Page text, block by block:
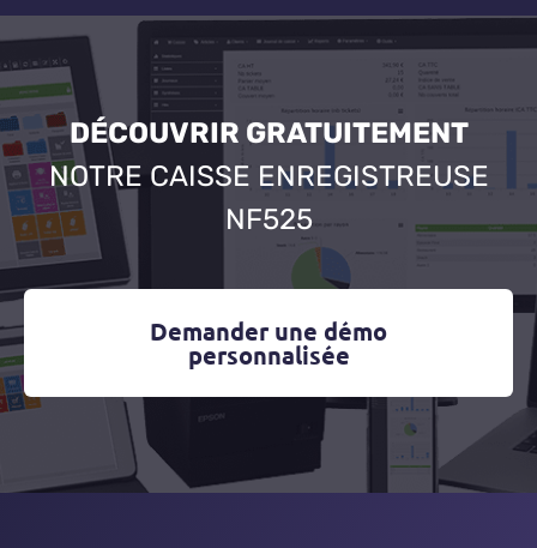
DÉCOUVRIR GRATUITEMENT
NOTRE CAISSE ENREGISTREUSE
NF525
Demander une démo
personnalisée